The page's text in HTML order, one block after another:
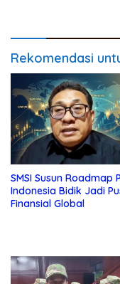
Rekomendasi
SMSI Susun Roadmap
Indonesia Bidik Jadi
Finansial Global